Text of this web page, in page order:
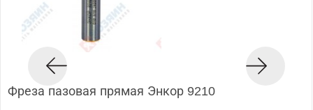
Фреза пазовая прямая Энкор 9210